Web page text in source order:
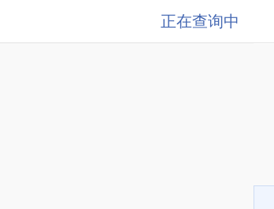
正在查询中